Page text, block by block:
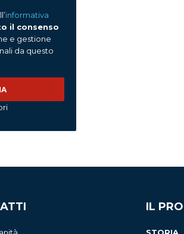
informativa
il consenso
e gestione
da questo
IL
STORIA